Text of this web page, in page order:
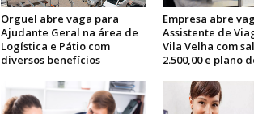
Orguel abre vaga para
Ajudante Geral na área de
Logística e Pátio com
diversos benefícios
Empresa abre
Assistente de
Vila Velha com
2.500,00 e plano